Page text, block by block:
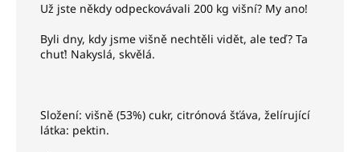
Už jste někdy odpeckovávali 200 kg višní? My ano!
Byli dny, kdy jsme višně nechtěli vidět, ale teď? Ta
chuť! Nakyslá, skvělá.
Složení: višně (53%) cukr, citrónová šťáva, želírující
látka: pektin.